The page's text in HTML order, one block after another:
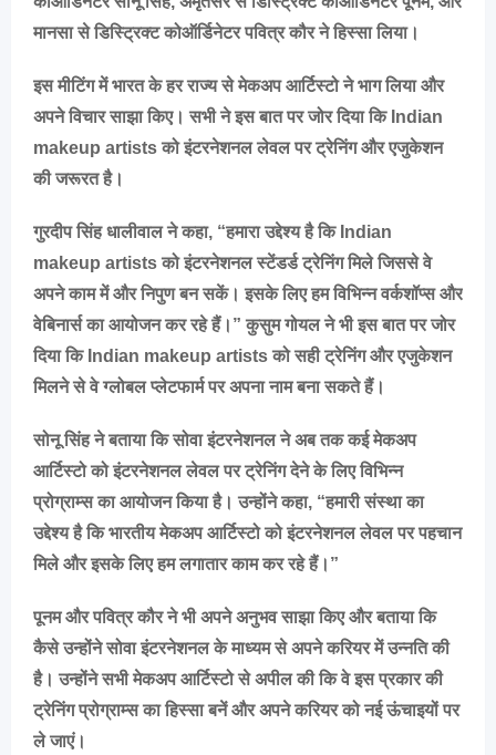
मानसा से डिस्ट्रिक्ट कोऑर्डिनेटर पवित्र कौर ने हिस्सा लिया।
इस मीटिंग में भारत के हर राज्य से मेकअप आर्टिस्टो ने भाग लिया और
अपने विचार साझा किए। सभी ने इस बात पर जोर दिया कि Indian
makeup artists को इंटरनेशनल लेवल पर ट्रेनिंग और एजुकेशन
की जरूरत है।
गुरदीप सिंह धालीवाल ने कहा, “हमारा उद्देश्य है कि Indian
makeup artists को इंटरनेशनल स्टेंडर्ड ट्रेनिंग मिले जिससे वे
अपने काम में और निपुण बन सकें। इसके लिए हम विभिन्न वर्कशॉप्स और
वेबिनार्स का आयोजन कर रहे हैं।” कुसुम गोयल ने भी इस बात पर जोर
दिया कि Indian makeup artists को सही ट्रेनिंग और एजुकेशन
मिलने से वे ग्लोबल प्लेटफार्म पर अपना नाम बना सकते हैं।
सोनू सिंह ने बताया कि सोवा इंटरनेशनल ने अब तक कई मेकअप
आर्टिस्टो को इंटरनेशनल लेवल पर ट्रेनिंग देने के लिए विभिन्न
प्रोग्राम्स का आयोजन किया है। उन्होंने कहा, “हमारी संस्था का
उद्देश्य है कि भारतीय मेकअप आर्टिस्टो को इंटरनेशनल लेवल पर पहचान
मिले और इसके लिए हम लगातार काम कर रहे हैं।”
पूनम और पवित्र कौर ने भी अपने अनुभव साझा किए और बताया कि
कैसे उन्होंने सोवा इंटरनेशनल के माध्यम से अपने करियर में उन्नति की
है। उन्होंने सभी मेकअप आर्टिस्टो से अपील की कि वे इस प्रकार की
ट्रेनिंग प्रोग्राम्स का हिस्सा बनें और अपने करियर को नई ऊंचाइयों पर
ले जाएं।